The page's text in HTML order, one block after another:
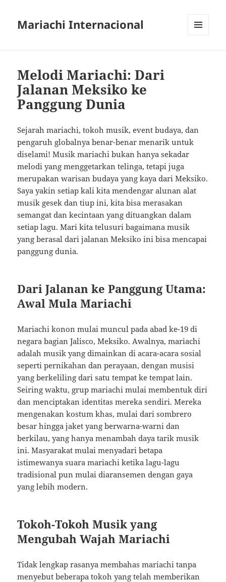
Mariachi Internacional
Melodi Mariachi: Dari
Jalanan Meksiko ke
Panggung Dunia
Sejarah mariachi, tokoh musik, event budaya, dan
pengaruh globalnya benar-benar menarik untuk
diselami! Musik mariachi bukan hanya sekadar
melodi yang menggetarkan telinga, tetapi juga
merupakan warisan budaya yang kaya dari Meksiko.
Saya yakin setiap kali kita mendengar alunan alat
musik gesek dan tiup ini, kita bisa merasakan
semangat dan kecintaan yang dituangkan dalam
setiap lagu. Mari kita telusuri bagaimana musik
yang berasal dari jalanan Meksiko ini bisa mencapai
panggung dunia.
Dari Jalanan ke Panggung Utama:
Awal Mula Mariachi
Mariachi konon mulai muncul pada abad ke-19 di
negara bagian Jalisco, Meksiko. Awalnya, mariachi
adalah musik yang dimainkan di acara-acara sosial
seperti pernikahan dan perayaan, dengan musisi
yang berkeliling dari satu tempat ke tempat lain.
Seiring waktu, grup mariachi mulai membentuk diri
dan menciptakan identitas mereka sendiri. Mereka
mengenakan kostum khas, mulai dari sombrero
besar hingga jaket yang berwarna-warni dan
berkilau, yang hanya menambah daya tarik musik
ini. Masyarakat mulai menyadari betapa
istimewanya suara mariachi ketika lagu-lagu
tradisional pun mulai diaransemen dengan gaya
yang lebih modern.
Tokoh-Tokoh Musik yang
Mengubah Wajah Mariachi
Tidak lengkap rasanya membahas mariachi tanpa
menyebut beberapa tokoh yang telah memberikan